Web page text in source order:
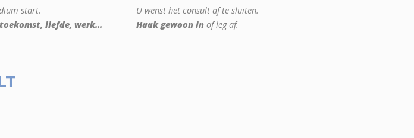
start.
toekomst, liefde, werk...
U wenst het consult af te sluiten.
Haak gewoon in of leg af.